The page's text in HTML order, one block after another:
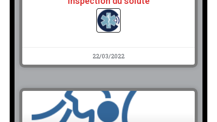
22/03/2022